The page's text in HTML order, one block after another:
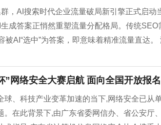
，AI搜索时代企业流量破局新引擎正式启
生成答案正悄然重塑流量分配格局。传统
AI“选中”为答案，即意味着精准流量直达。
”网络安全大赛启航 面向全国开放
球、科技产业变革加速的当下,网络安全已从
。在此背景下,由广东省委网信办、省公安厅